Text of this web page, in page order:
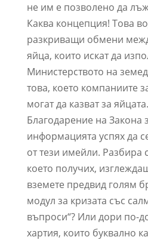
не им е позволено да
Каква концепция! Това
разкриващи обмени
яйца, които искат да
Министерството на
това, което компаниите
могат да казват за яйцата.
Благодарение на Закона
информацията успях да
от тези имейли. Разбира
което получих,
вземете предвид голям
модул за кризата със
въпроси“? Или дори по-
хартия, които буквално